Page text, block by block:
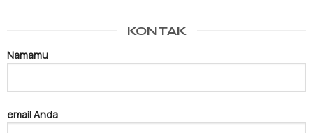
KONTAK
Namamu
email Anda